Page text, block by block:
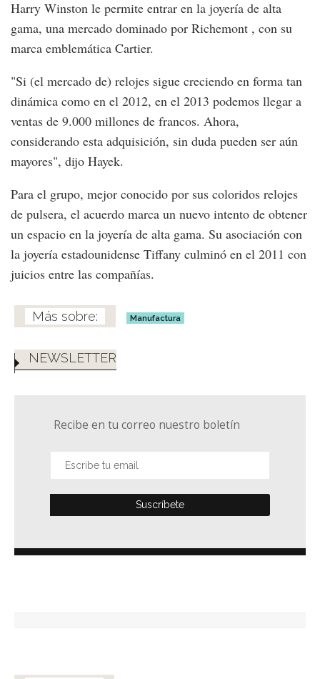
Harry Winston le permite entrar en la joyería de alta
gama, una mercado dominado por Richemont , con su
marca emblemática Cartier.
"Si (el mercado de) relojes sigue creciendo en forma tan
dinámica como en el 2012, en el 2013 podemos llegar a
ventas de 9.000 millones de francos. Ahora,
considerando esta adquisición, sin duda pueden ser aún
mayores", dijo Hayek.
Para el grupo, mejor conocido por sus coloridos relojes
de pulsera, el acuerdo marca un nuevo intento de obtener
un espacio en la joyería de alta gama. Su asociación con
la joyería estadounidense Tiffany culminó en el 2011 con
juicios entre las compañías.
Manufactura
NEWSLETTER
Recibe en tu correo nuestro boletín